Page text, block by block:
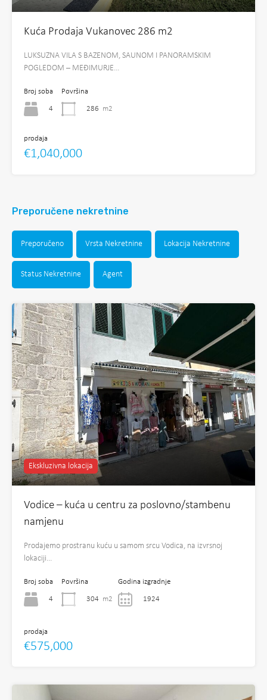
Kuća Prodaja Vukanovec 286 m2
LUKSUZNA VILA S BAZENOM, SAUNOM I PANORAMSKIM
POGLEDOM – MEĐIMURJE…
Broj soba
4
Površina
286 m2
prodaja
€1,040,000
Preporučene nekretnine
Preporučeno Vrsta Nekretnine Lokacija Nekretnine
Status Nekretnine Agent
Ekskluzivna lokacija
Vodice – kuća u centru za poslovno/stambenu
namjenu
Prodajemo prostranu kuću u samom srcu Vodica, na izvrsnoj
lokaciji…
Broj soba
4
Površina
304 m2
Godina izgradnje
1924
prodaja
€575,000